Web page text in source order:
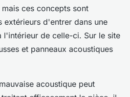
ces concepts sont
d'entrer dans une
l'intérieur de celle-ci. Sur le site
et panneaux acoustiques
acoustique peut